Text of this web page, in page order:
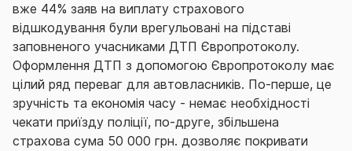
вже 44% заяв на виплату страхового
відшкодування були врегульовані на підставі
заповненого учасниками ДТП Європротоколу.
Оформлення ДТП з допомогою Європротоколу має
цілий ряд переваг для автовласників. По-перше, це
зручність та економія часу - немає необхідності
чекати приїзду поліції, по-друге, збільшена
страхова сума 50 000 грн. дозволяє покривати